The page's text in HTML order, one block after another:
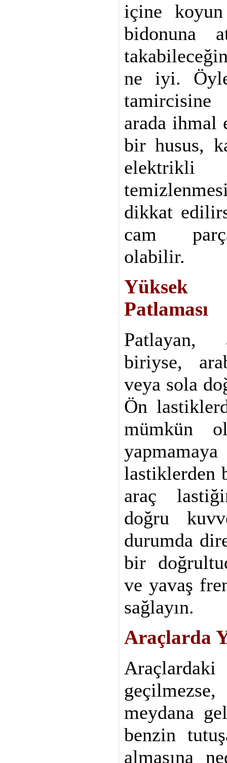
içine
bidonuna
ne iyi.
arada ihmal
bir husus,
elektrikli
dikkat
cam
olabilir.
Yüksek
Patlaması
Patlayan,
biriyse,
veya sola
Ön
mümkün
lastiklerden
araç
doğru
durumda
bir
ve yavaş
sağlayın.
Araçlarda
meydana
benzin
almasına